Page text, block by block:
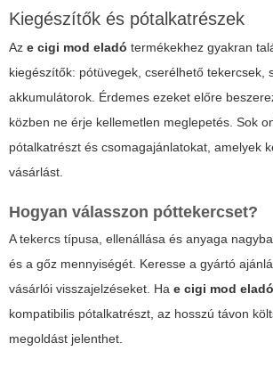
Kiegészítők és pótalkatrészek
Az e cigi mod eladó termékekhez gyakran
kiegészítők: pótüvegek, cserélhető tekercsek,
akkumulátorok. Érdemes ezeket előre
közben ne érje kellemetlen meglepetés. Sok
pótalkatrészt és csomagajánlatokat, amelyek
vásárlást.
Hogyan válasszon póttekercset?
A tekercs típusa, ellenállása és anyaga
és a gőz mennyiségét. Keresse a gyártó
vásárlói visszajelzéseket. Ha e cigi mod eladó
kompatibilis pótalkatrészt, az hosszú távon
megoldást jelenthet.